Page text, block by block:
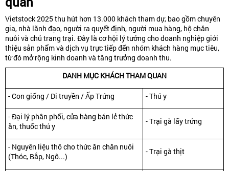
Vietstock 2025 thu hút hơn 13.000 khách tham dự, bao gồm chuyên
gia, nhà lãnh đạo, người ra quyết định, người mua hàng, hộ chăn
nuôi và chủ trang trại. Đây là cơ hội lý tưởng cho doanh nghiệp giới
thiệu sản phẩm và dịch vụ trực tiếp đến nhóm khách hàng mục tiêu,
từ đó mở rộng kinh doanh và tăng trưởng doanh thu.
DANH MỤC KHÁCH THAM QUAN
- Con giống / Di truyền / Ấp Trứng - Thú y
- Đại lý phân phối, cửa hàng bán lẻ thức
ăn, thuốc thú y
- Trại gà lấy trứng
- Nguyên liệu thô cho thức ăn chăn nuôi
(Thóc, Bắp, Ngô...)
- Trại gà thịt